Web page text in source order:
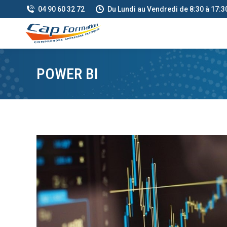
04 90 60 32 72 Du Lundi au Vendredi de 8:30 à
POWER BI